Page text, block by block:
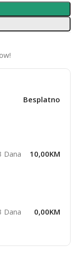
Besplatno
Dana 10,00KM
Dana 0,00KM